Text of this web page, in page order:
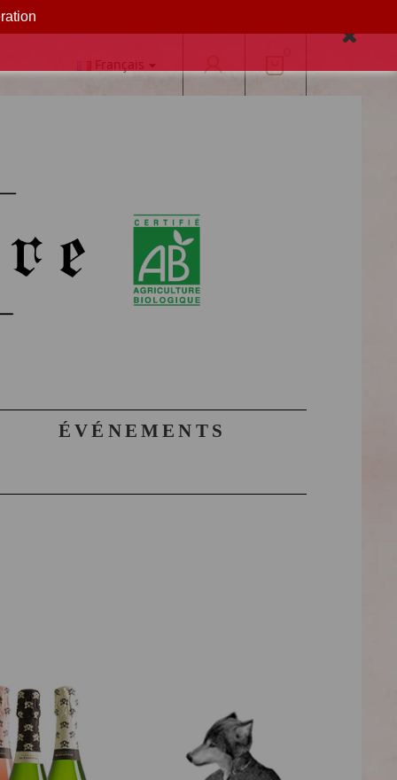
Français 
ÉVÉNEMENTS
cookies pour optimiser votre expérience.